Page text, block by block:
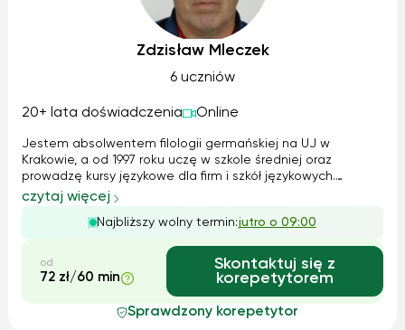
Zdzisław Mleczek
6 uczniów
20+ lata doświadczenia Online
Jestem absolwentem filologii germańskiej na UJ w
Krakowie, a od 1997 roku uczę w szkole średniej oraz
prowadzę kursy językowe dla firm i szkół językowych.
Specjalizuję się w kompleksowym przygotowaniu do
matury, egzaminów DaF, DSD oraz w nauce języka
branżowego (handel, budownictwo). Moje zajęcia ob...
czytaj więcej
Najbliższy wolny termin:jutro o 09:00
od
72 zł/60 min
Skontaktuj się z
korepetytorem
Sprawdzony korepetytor